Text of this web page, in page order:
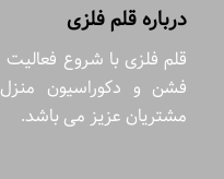
درباره قلم فلزی
فشن و دکوراسیون
مشتریان عزیز می باشد.